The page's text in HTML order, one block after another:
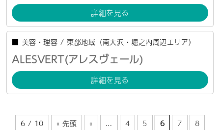
詳細を見る
■ 美容・理容 /東部地域（南大沢・堀之内周辺エリア）
ALESVERT(アレスヴェール)
詳細を見る
6 / 10 « 先頭 « ... 4 5 6 7
8